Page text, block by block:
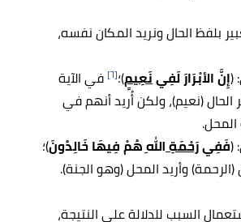
بلفظ الحال ونريد المكان نفسه،
(إِنَّ الأبْرَارَ لَفِينَعِيمٍ)؛[٦] في الآية
الحال (نعيم)، ولكن أُريد أنهم في
(فَفِيرَحْمَةِاللهِ هُمْ فِيهَا خَالِدُونَ)؛
(الرحمة) وأريد المحل (وهو الجنة).
السبب للدلالة على النتيجة،